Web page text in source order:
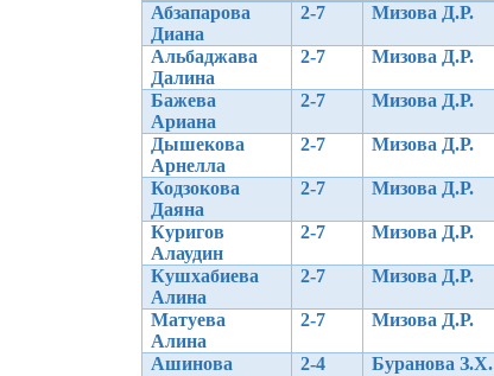
Абзапарова
Диана
2-7 Мизова Д.Р.
Альбаджава
Далина
2-7 Мизова Д.Р.
Бажева
Ариана
2-7 Мизова Д.Р.
Дышекова
Арнелла
2-7 Мизова Д.Р.
Кодзокова
Даяна
2-7 Мизова Д.Р.
Куригов
Алаудин
2-7 Мизова Д.Р.
Кушхабиева
Алина
2-7 Мизова Д.Р.
Матуева
Алина
2-7 Мизова Д.Р.
Ашинова
2-4 Буранова З.Х.